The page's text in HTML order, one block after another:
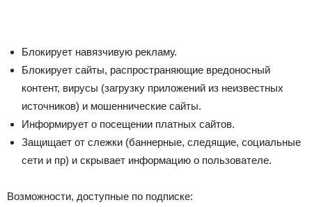
Блокирует навязчивую рекламу.
Блокирует сайты, распространяющие вредоносный
контент, вирусы (загрузку приложений из неизвестных
источников) и мошеннические сайты.
Информирует о посещении платных сайтов.
Защищает от слежки (баннерные, следящие, социальные
сети и пр) и скрывает информацию о пользователе.
Возможности, доступные по подписке: